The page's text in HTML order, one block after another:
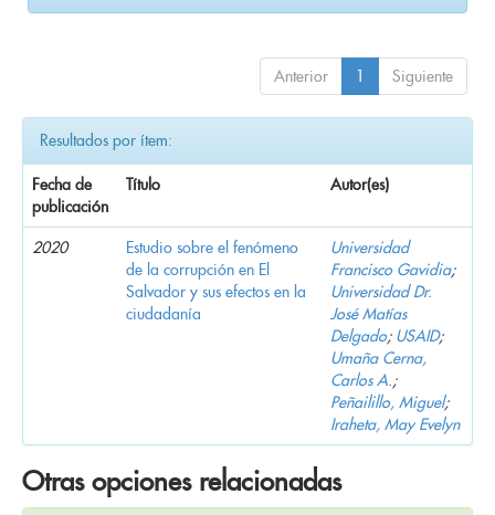
Anterior 1 Siguiente
Resultados por ítem:
Fecha de
publicación
Título Autor(es)
2020
Estudio sobre el fenómeno
de la corrupción en El
Salvador y sus efectos en la
ciudadanía
Universidad
Francisco Gavidia;
Universidad Dr.
José Matías
Delgado; USAID;
Umaña Cerna,
Carlos A.;
Peñailillo, Miguel;
Iraheta, May Evelyn
Otras opciones relacionadas